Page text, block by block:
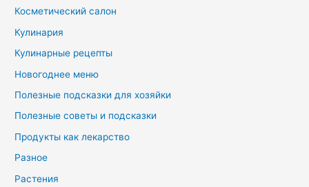
Косметический салон
Кулинария
Кулинарные рецепты
Новогоднее меню
Полезные подсказки для хозяйки
Полезные советы и подсказки
Продукты как лекарство
Разное
Растения